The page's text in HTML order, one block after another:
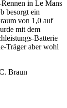
in Le Mans
besorgt ein
von 1,0 auf
mit dem
Batterie
Träger aber wohl
Braun